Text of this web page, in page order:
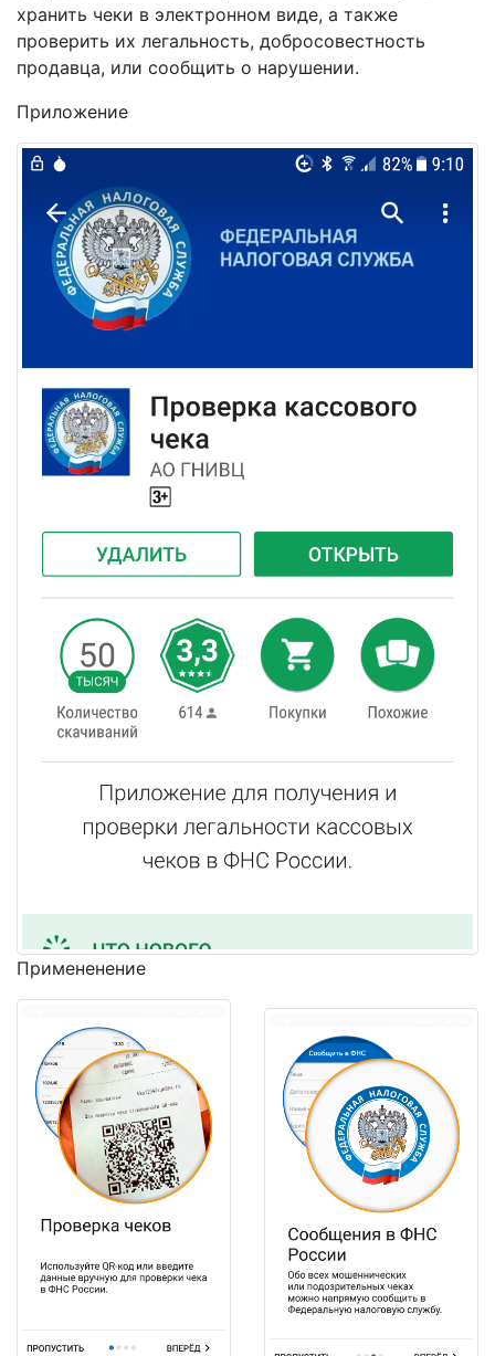
хранить чеки в электронном виде, а также
проверить их легальность, добросовестность
продавца, или сообщить о нарушении.
Приложение
Примененение